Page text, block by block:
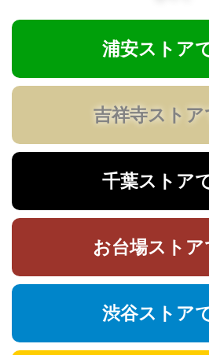
浦安ストア
吉祥寺ストア
千葉ストア
お台場スト
渋谷ストア